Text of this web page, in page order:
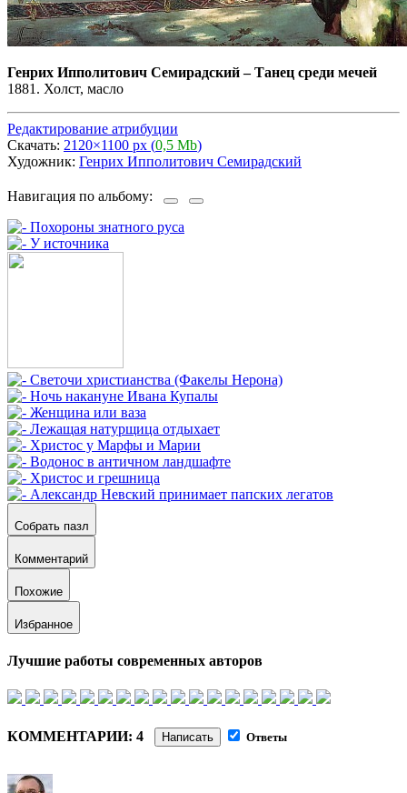
Генрих Ипполитович Семирадский–Танец среди мечей
1881. Холст, масло
Редактирование атрибуции
Скачать: 2120×1100 px (0,5 Mb)
Художник: Генрих Ипполитович Семирадский
Навигация по альбому:
Собрать пазл
Комментарий
Похожие
Избранное
Лучшие работы современных авторов
КОММЕНТАРИИ: 4 Написать Ответы